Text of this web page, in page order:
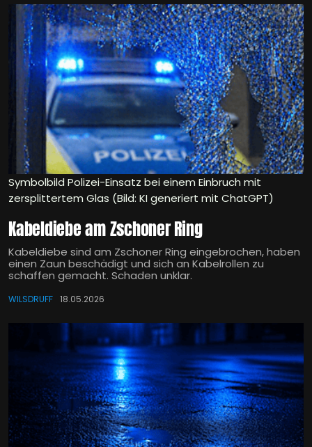
Symbolbild Polizei-Einsatz bei einem Einbruch mit
zersplittertem Glas (Bild: KI generiert mit ChatGPT)
Kabeldiebe am Zschoner Ring
Kabeldiebe sind am Zschoner Ring eingebrochen, haben
einen Zaun beschädigt und sich an Kabelrollen zu
schaffen gemacht. Schaden unklar.
WILSDRUFF 18.05.2026